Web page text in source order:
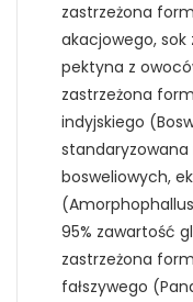
zastrzeżona
akacjowego,
pektyna z
zastrzeżona
indyjskiego
standaryzowana
bosweliowych,
95% zawartość
zastrzeżona
fałszywego